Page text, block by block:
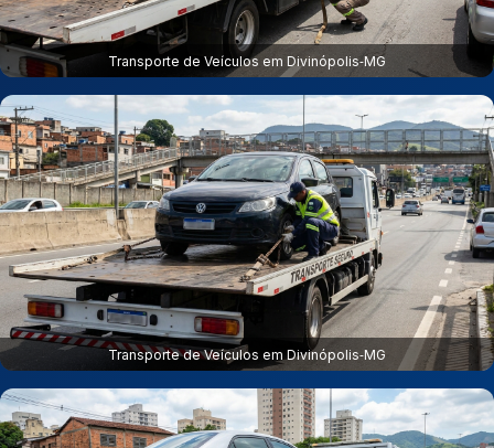
Transporte de Veículos em Divinópolis‑MG
Transporte de Veículos em Divinópolis‑MG